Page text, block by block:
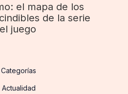
el mapa de los
de la serie
juego
Categorías
Actualidad